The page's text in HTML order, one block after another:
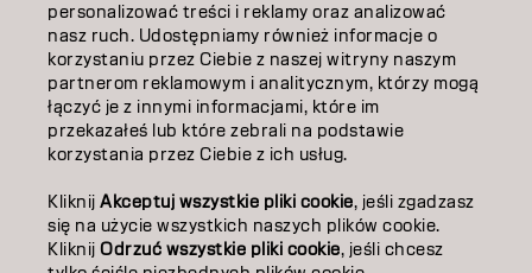
O NAS
ZOSTAŃ PARTNEREM
SKONTAKTUJ SIĘ Z NAMI
KontaktPolityka prywatności
Polityka dotycząca plików cookieWarunki użytkowania
personalizować treści i reklamy oraz analizować
nasz ruch. Udostępniamy również informacje o
korzystaniu przez Ciebie z naszej witryny naszym
partnerom reklamowym i analitycznym, którzy mogą
łączyć je z innymi informacjami, które im
przekazałeś lub które zebrali na podstawie
korzystania przez Ciebie z ich usług.
KliknijAkceptuj wszystkie pliki cookie, jeśli zgadzasz
się na użycie wszystkich naszych plików cookie.
KliknijOdrzuć wszystkie pliki cookie, jeśli chcesz